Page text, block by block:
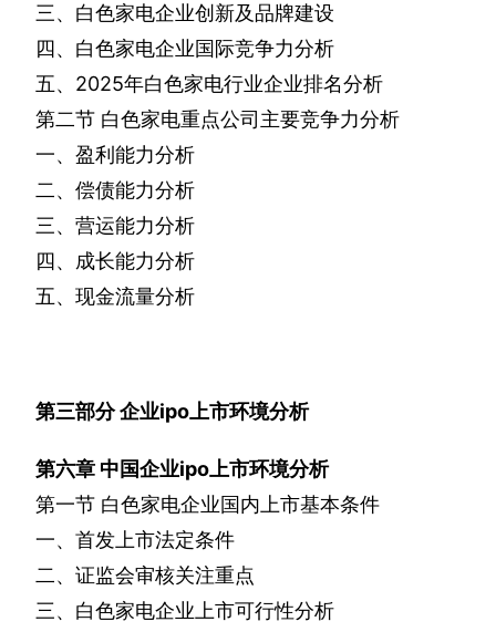
三、白色家电企业创新及品牌建设
四、白色家电企业国际竞争力分析
五、 2025年白色家电行业企业排名分析
第二节 白色家电重点公司主要竞争力分析
一、盈利能力分析
二、偿债能力分析
三、营运能力分析
四、成长能力分析
五、现金流量分析
第三部分企业ipo 上市环境分析
第六章 中国企业ipo 上市环境分析
第一节 白色家电企业国内上市基本条件
一、首发上市法定条件
二、证监会审核关注重点
三、白色家电企业上市可行性分析